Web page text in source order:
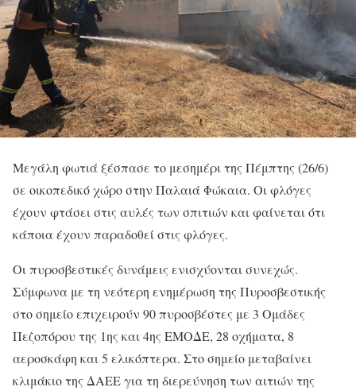
Μεγάλη φωτιά ξέσπασε το μεσημέρι της Πέμπτης (26/6)
σε οικοπεδικό χώρο στην Παλαιά Φώκαια. Οι φλόγες
έχουν φτάσει στις αυλές των σπιτιών και φαίνεται ότι
κάποια έχουν παραδοθεί στις φλόγες.
Οι πυροσβεστικές δυνάμεις ενισχύονται συνεχώς.
Σύμφωνα με τη νεότερη ενημέρωση της Πυροσβεστικής
στο σημείο επιχειρούν 90 πυροσβέστες με 3 Ομάδες
Πεζοπόρου της 1ης και 4ης ΕΜΟΔΕ, 28 οχήματα, 8
αεροσκάφη και 5 ελικόπτερα. Στο σημείο μεταβαίνει
κλιμάκιο της ΔΑΕΕ για τη διερεύνηση των αιτιών της